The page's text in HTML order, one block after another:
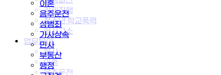
이혼
음주운전
성범죄
가사상속
민사
부동산
행정
강제집행
청소년·학교폭력
형사고소
업무분야
형사
이혼
음주운전